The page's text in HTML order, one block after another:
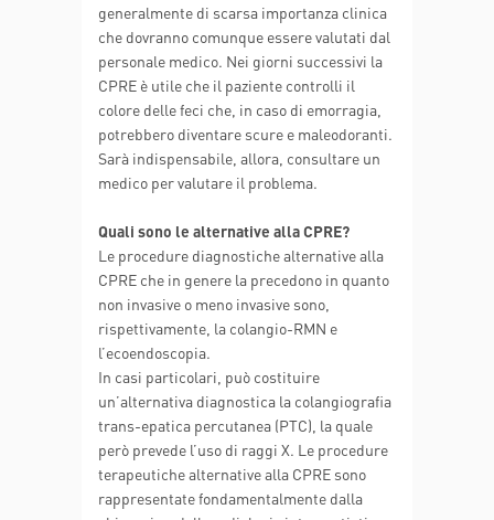
generalmente di scarsa importanza clinica
che dovranno comunque essere valutati dal
personale medico. Nei giorni successivi la
CPRE è utile che il paziente controlli il
colore delle feci che, in caso di emorragia,
potrebbero diventare scure e maleodoranti.
Sarà indispensabile, allora, consultare un
medico per valutare il problema.
Quali sono le alternative alla CPRE?
Le procedure diagnostiche alternative alla
CPRE che in genere la precedono in quanto
non invasive o meno invasive sono,
rispettivamente, la colangio-RMN e
l’ecoendoscopia.
In casi particolari, può costituire
un’alternativa diagnostica la colangiografia
trans-epatica percutanea (PTC), la quale
però prevede l’uso di raggi X. Le procedure
terapeutiche alternative alla CPRE sono
rappresentate fondamentalmente dalla